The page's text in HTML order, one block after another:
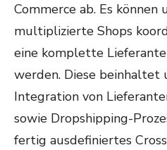
Commerce ab. Es können
multiplizierte Shops
eine komplette
werden. Diese beinhaltet
Integration von
sowie Dropshipping-
fertig ausdefiniertes